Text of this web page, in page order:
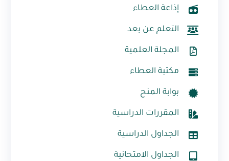
إذاعة العطاء
التعلم عن بعد
المجلة العلمية
مكتبة العطاء
بوابة المنح
المقررات الدراسية
الجداول الدراسية
الجداول الامتحانية